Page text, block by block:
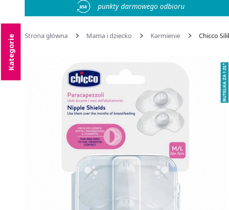
858 punkty darmowego odbioru
Strona główna Mama i dziecko Karmienie Chicco
Kategorie